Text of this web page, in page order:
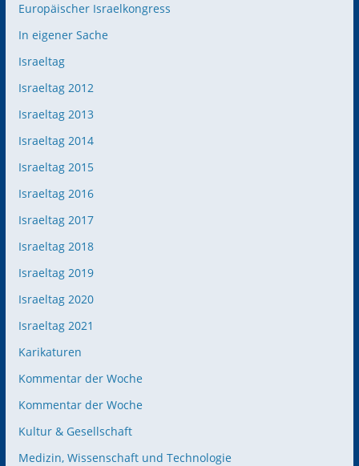
Europäischer Israelkongress
In eigener Sache
Israeltag
Israeltag 2012
Israeltag 2013
Israeltag 2014
Israeltag 2015
Israeltag 2016
Israeltag 2017
Israeltag 2018
Israeltag 2019
Israeltag 2020
Israeltag 2021
Karikaturen
Kommentar der Woche
Kommentar der Woche
Kultur & Gesellschaft
Medizin, Wissenschaft und Technologie